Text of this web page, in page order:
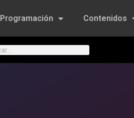
Programación Contenidos